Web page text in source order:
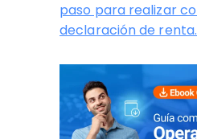
paso para realizar
declaración de renta.